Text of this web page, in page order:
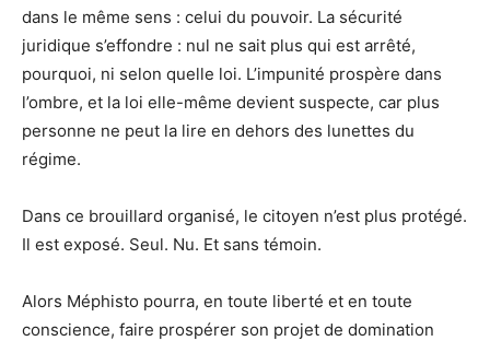
dans le même sens : celui du pouvoir. La sécurité
juridique s’effondre : nul ne sait plus qui est arrêté,
pourquoi, ni selon quelle loi. L’impunité prospère dans
l’ombre, et la loi elle-même devient suspecte, car plus
personne ne peut la lire en dehors des lunettes du
régime.
Dans ce brouillard organisé, le citoyen n’est plus protégé.
Il est exposé. Seul. Nu. Et sans témoin.
Alors Méphisto pourra, en toute liberté et en toute
conscience, faire prospérer son projet de domination